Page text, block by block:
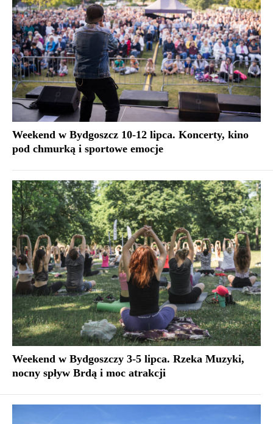
Weekend w Bydgoszcz 10-12 lipca. Koncerty, kino
pod chmurką i sportowe emocje
Weekend w Bydgoszczy 3-5 lipca. Rzeka Muzyki,
nocny spływ Brdą i moc atrakcji